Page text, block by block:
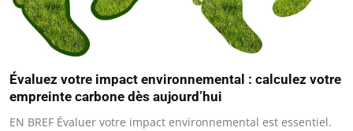
Évaluez votre impact environnemental : calculez votre
empreinte carbone dès aujourd’hui
EN BREF Évaluer votre impact environnemental est essentiel.